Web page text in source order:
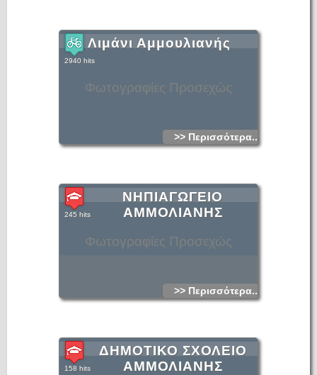
Φωτογραφίες Προσεχώς
Λιμάνι Αμμουλιανής
2940 hits
>> Περισσότερα...
Φωτογραφίες Προσεχώς
ΝΗΠΙΑΓΩΓΕΙΟ
ΑΜΜΟΛΙΑΝΗΣ
245 hits
>> Περισσότερα...
ΔΗΜΟΤΙΚΟ ΣΧΟΛΕΙΟ
ΑΜΜΟΛΙΑΝΗΣ
158 hits